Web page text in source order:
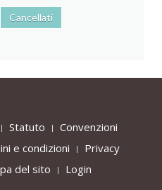
Statuto
Convenzioni
e condizioni
Privacy
del sito Login